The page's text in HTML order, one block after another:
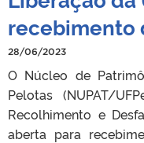
recebimento
28/06/2023
O Núcleo de
Pelotas (NUPAT/
Recolhimento e
aberta para